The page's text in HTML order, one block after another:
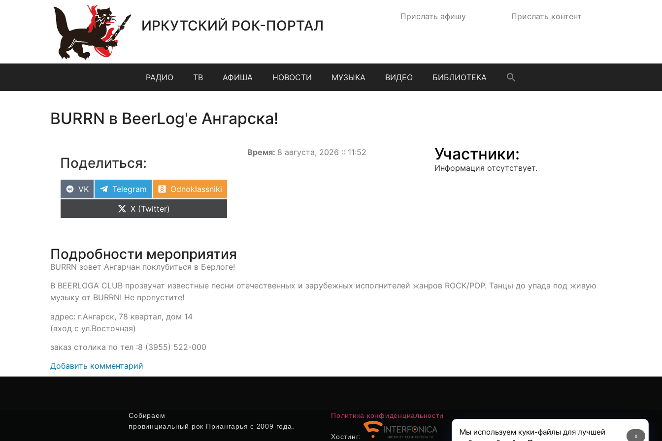
ИРКУТСКИЙ РОК-ПОРТАЛ
Прислать афишу Прислать контент
РАДИО ТВ АФИША НОВОСТИ МУЗЫКА ВИДЕО БИБЛИОТЕКА
BURRN в BeerLog'e Ангарска!
Поделиться:
VK Telegram
Odnoklassniki
X (Twitter)
Время: 8 августа, 2026 :: 11:52 Участники:
Информация отсутствует.
Подробности мероприятия
BURRN зовет Ангарчан поклубиться в Берлоге!
В BEERLOGA CLUB прозвучат известные песни отечественных и зарубежных исполнителей жанров ROCK/POP. Танцы до упада под живую
музыку от BURRN! Не пропустите!
адрес: г.Ангарск, 78 квартал, дом 14
(вход с ул.Восточная)
заказ столика по тел :8 (3955) 522-000
Добавить комментарий
Собираем
провинциальный рок Приангарья с 2009 года.
Политика конфиденциальности
Хостинг: x
Мы используем куки-файлы для лучшей